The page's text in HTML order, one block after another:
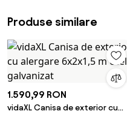
Produse similare
1.590,99 RON
vidaXL Canisa de exterior cu